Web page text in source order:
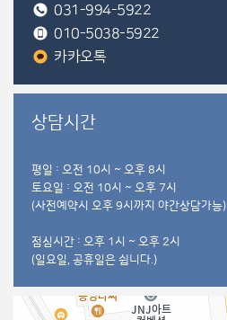
031-994-5922
010-5038-5922
카카오톡
상담시간
평일 : 오전 10시 ~ 오후 8시
토요일 : 오전 10시 ~ 오후 7시
(사전예약시 오후 9시까지 야간상담가능)
점심시간 : 오후 1시 ~ 오후 2시
(일요일, 공휴일은 쉽니다.)